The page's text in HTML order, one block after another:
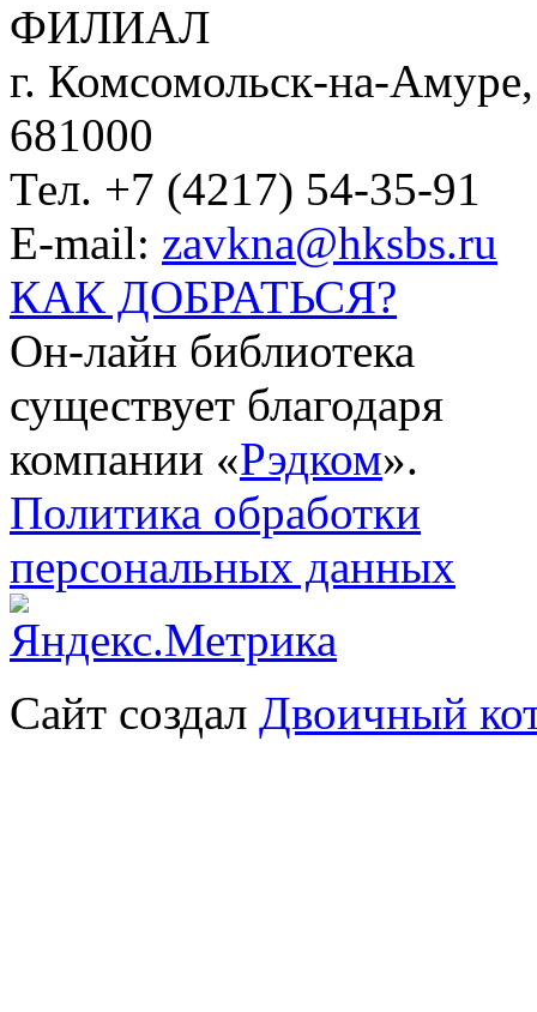
ФИЛИАЛ
г. Комсомольск-на-
681000
Тел. +7 (4217) 54-35-91
E-mail: zavkna@hksbs.ru
КАК ДОБРАТЬСЯ?
Он-лайн библиотека
существует благодаря
компании «Рэдком».
Политика обработки
персональных данных
Сайт создал Двоичный